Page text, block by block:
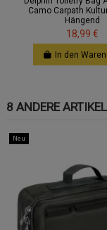
Camo Carpath
Hängend
18,99 €
In den
8 ANDERE
Neu